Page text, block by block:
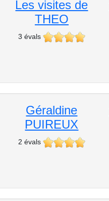
Les visites de
THEO
3 évals
Géraldine
PUIREUX
2 évals